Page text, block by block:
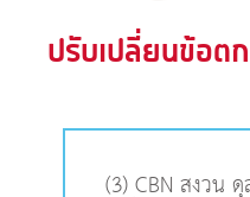
ปรับเปลี่ยนข้อต
(3) CBN สงวน